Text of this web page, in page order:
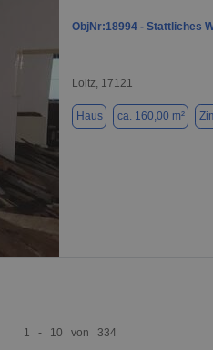
ObjNr:18994 - Stattliches
Loitz, 17121
Haus ca. 160,00 m²
1 - 10 von 334